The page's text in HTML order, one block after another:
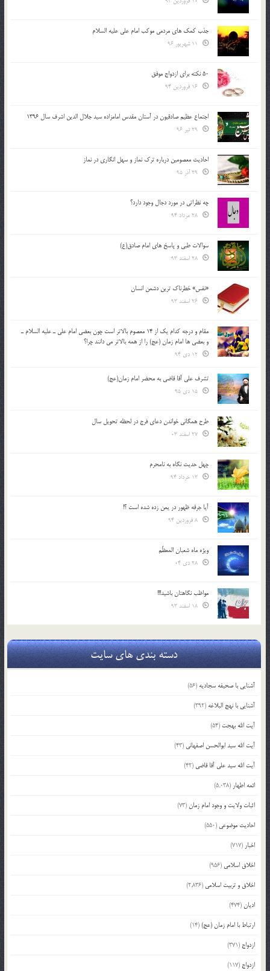
جذب کمک های مردمی موکب امام علی علیه السلام
50 نکته برای ازدواج موفق
اجتماع عظیم صادقیون در آستان مقدس امامزاده سید جلال الدین اشرف سال 1396
احادیث معصومین درباره ترک نماز و سهل انگاری در نماز
چه نظراتی در مورد دجال وجود دارد؟
سوالات طبی و پاسخ های امام صادق(ع)
«نفس» خطرناک ترین دشمن انسان
مقام و درجه كدام يك از 14 معصوم بالاتر است چون بعضي امام علي ـ عليه السلام ـ
و بعضي ها امام زمان (عج) را از همه بالاتر مي دانند چرا؟
تشرف علي آقا قاضي به محضر امام زمان(عج)
طرح همگانی خواندن دعای فرج در لحظه تحویل سال
چهل حدیث نگاه به نامحرم
آیا جرقه ظهور در یمن زده شده است ؟!
ویژه ماه شعبان المعظّم
مواظب نگاهتان باشید!!!
دسته بندی های سایت
آشنایی با صحیفه سجادیه (56)
آشنایی با نهج البلاغه (392)
آیت الله بهجت (54)
آیت الله سید ابوالحسن اصفهانی (43)
آیت الله سید علی آقا قاضی (42)
ائمه اطهار (5,038)
اثبات ولایت و وجود امام زمان(73)
احادیث موضوعی (550)
اخبار (717)
اخلاق اسلامی (956)
اخلاق و تربیت اسلامی (2,836)
ادیان(474)
ارتباط با امام زمان (عج)(14)
ازدواج (371)
ازدواج (117)